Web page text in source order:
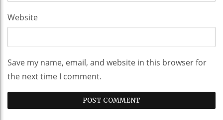
Website
Save my name, email, and website in this browser for
the next time I comment.